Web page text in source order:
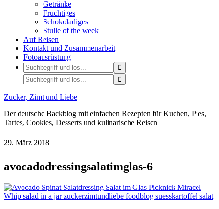
Getränke
Fruchtiges
Schokoladiges
Stulle of the week
Auf Reisen
Kontakt und Zusammenarbeit
Fotoausrüstung
Zucker, Zimt und Liebe
Der deutsche Backblog mit einfachen Rezepten für Kuchen, Pies,
Tartes, Cookies, Desserts und kulinarische Reisen
29. März 2018
avocadodressingsalatimglas-6